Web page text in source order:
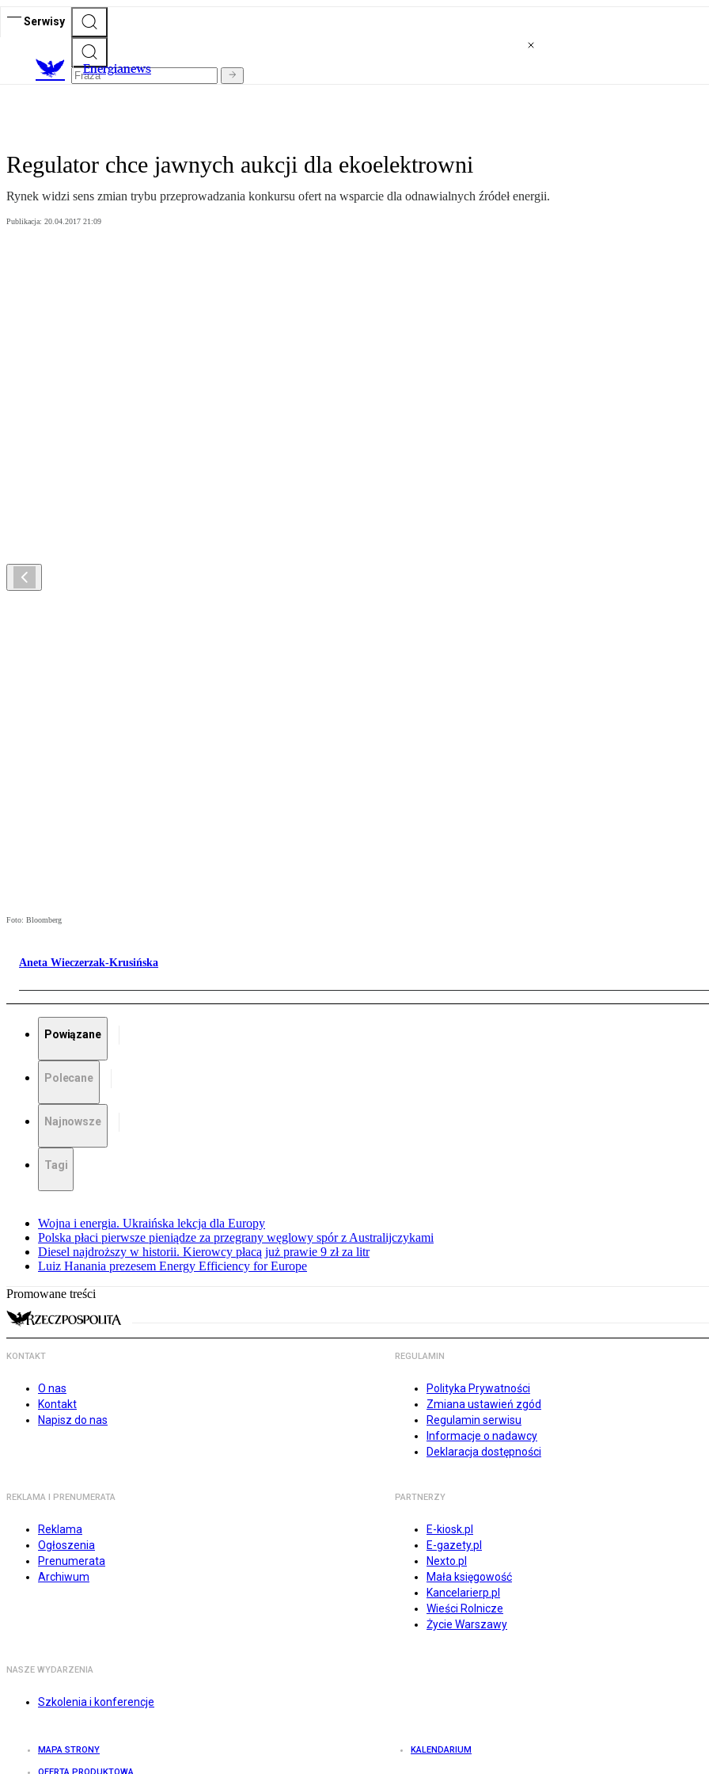
Serwisy
Energianews
Regulator chce jawnych aukcji dla ekoelektrowni
Rynek widzi sens zmian trybu przeprowadzania konkursu ofert na wsparcie dla odnawialnych źródeł energii.
Publikacja: 20.04.2017 21:09
Foto: Bloomberg
Aneta Wieczerzak-Krusińska
Powiązane
Polecane
Najnowsze
Tagi
Wojna i energia. Ukraińska lekcja dla Europy
Polska płaci pierwsze pieniądze za przegrany węglowy spór z Australijczykami
Diesel najdroższy w historii. Kierowcy płacą już prawie 9 zł za litr
Luiz Hanania prezesem Energy Efficiency for Europe
Promowane treści
KONTAKT
O nas
Kontakt
Napisz do nas
REGULAMIN
Polityka Prywatności
Zmiana ustawień zgód
Regulamin serwisu
Informacje o nadawcy
Deklaracja dostępności
REKLAMA I PRENUMERATA
Reklama
Ogłoszenia
Prenumerata
Archiwum
PARTNERZY
E-kiosk.pl
E-gazety.pl
Nexto.pl
Mała księgowość
Kancelarierp.pl
Wieści Rolnicze
Życie Warszawy
NASZE WYDARZENIA
Szkolenia i konferencje
MAPA STRONY KALENDARIUM